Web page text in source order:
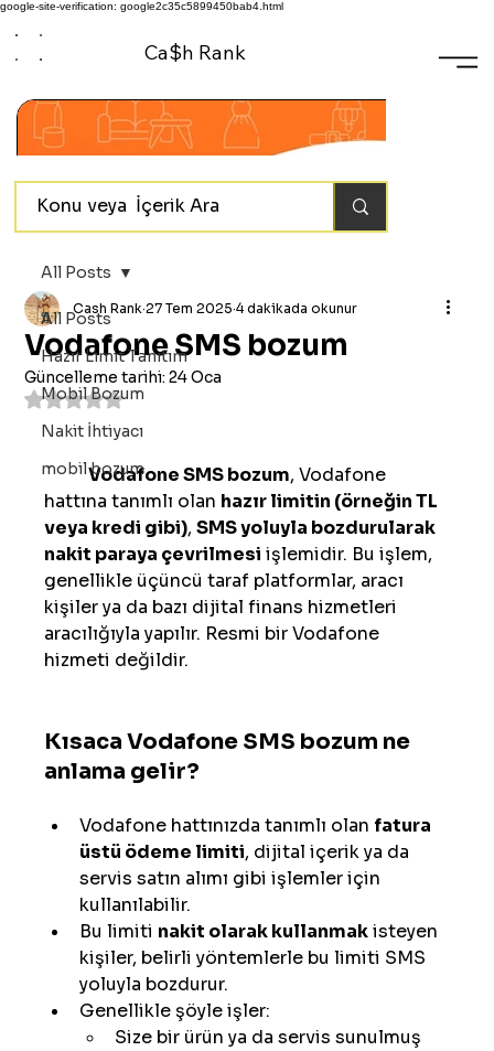
google-site-verification: google2c35c5899450bab4.html
Ca$h Rank
All Posts
Hazır Limit Tanıtım
Mobil Bozum
Nakit İhtiyacı
mobil bozum
All Posts
Vodafone SMS bozum
Cash Rank 27 Tem 2025 4 dakikada okunur
Güncelleme tarihi:24 Oca
5 üzerinden NaN yıldız
	Vodafone SMS bozum
, Vodafone
hattına tanımlı olan hazır limitin (örneğin TL
veya kredi gibi), SMS yoluyla bozdurularak
nakit paraya çevrilmesi işlemidir. Bu işlem,
genellikle üçüncü taraf platformlar, aracı
kişiler ya da bazı dijital finans hizmetleri
aracılığıyla yapılır. Resmi bir Vodafone
hizmeti değildir.
Kısaca Vodafone SMS bozum ne
anlama gelir?
Vodafone hattınızda tanımlı olan fatura
üstü ödeme limiti, dijital içerik ya da
servis satın alımı gibi işlemler için
kullanılabilir.
Bu limiti nakit olarak kullanmak isteyen
kişiler, belirli yöntemlerle bu limiti SMS
yoluyla bozdurur.
Genellikle şöyle işler:
Size bir ürün ya da servis sunulmuş